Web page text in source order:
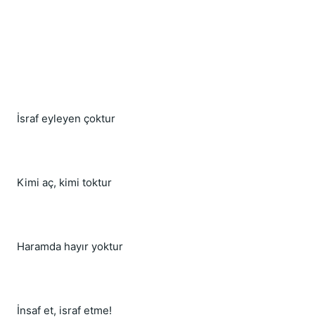
İsraf eyleyen çoktur
Kimi aç, kimi toktur
Haramda hayır yoktur
İnsaf et, israf etme!